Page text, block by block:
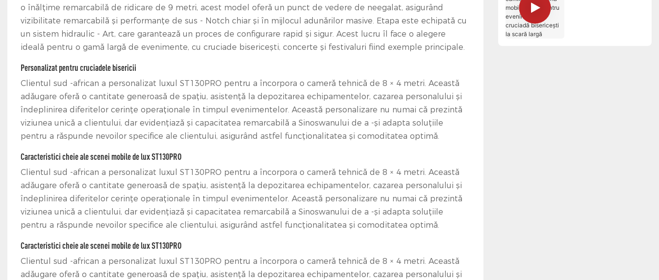
o înălțime remarcabilă de ridicare de 9 metri, acest model oferă un punct de vedere de neegalat, asigurând
vizibilitate remarcabilă și performanțe de sus - Notch chiar și în mijlocul adunărilor masive. Etapa este echipată cu
un sistem hidraulic - Art, care garantează un proces de configurare rapid și sigur. Acest lucru îl face o alegere
ideală pentru o gamă largă de evenimente, cu cruciade bisericești, concerte și festivaluri fiind exemple principale.
Personalizat pentru cruciadele bisericii
Clientul sud -african a personalizat luxul ST130PRO pentru a încorpora o cameră tehnică de 8 × 4 metri. Această
adăugare oferă o cantitate generoasă de spațiu, asistență la depozitarea echipamentelor, cazarea personalului și
îndeplinirea diferitelor cerințe operaționale în timpul evenimentelor. Această personalizare nu numai că prezintă
viziunea unică a clientului, dar evidențiază și capacitatea remarcabilă a Sinoswanului de a -și adapta soluțiile
pentru a răspunde nevoilor specifice ale clientului, asigurând astfel funcționalitatea și comoditatea optimă.
Caracteristici cheie ale scenei mobile de lux ST130PRO
Clientul sud -african a personalizat luxul ST130PRO pentru a încorpora o cameră tehnică de 8 × 4 metri. Această
adăugare oferă o cantitate generoasă de spațiu, asistență la depozitarea echipamentelor, cazarea personalului și
îndeplinirea diferitelor cerințe operaționale în timpul evenimentelor. Această personalizare nu numai că prezintă
viziunea unică a clientului, dar evidențiază și capacitatea remarcabilă a Sinoswanului de a -și adapta soluțiile
pentru a răspunde nevoilor specifice ale clientului, asigurând astfel funcționalitatea și comoditatea optimă.
Caracteristici cheie ale scenei mobile de lux ST130PRO
Clientul sud -african a personalizat luxul ST130PRO pentru a încorpora o cameră tehnică de 8 × 4 metri. Această
adăugare oferă o cantitate generoasă de spațiu, asistență la depozitarea echipamentelor, cazarea personalului și